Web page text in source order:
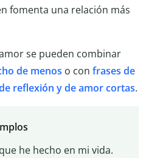
fomenta una relación más
se pueden combinar
de menos o con frases de
reflexión y de amor cortas.
he hecho en mi vida.